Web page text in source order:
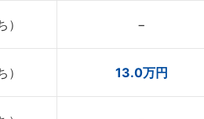
−
13.0万円